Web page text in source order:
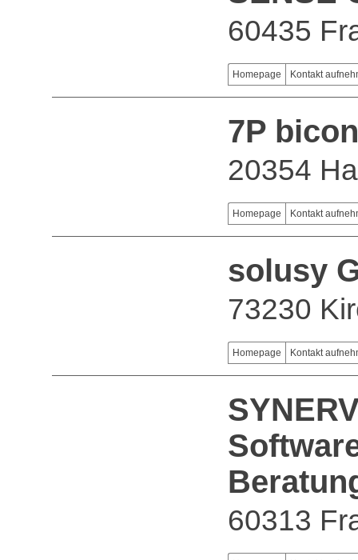
60435
Homepage Kontakt
7P
20354
Homepage Kontakt
solusy
73230
Homepage Kontakt
60313